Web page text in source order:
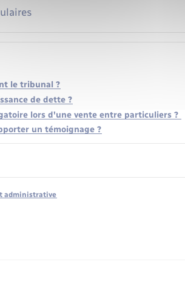
le tribunal ?
de dette ?
lors d'une vente entre particuliers ?
un témoignage ?
administrative